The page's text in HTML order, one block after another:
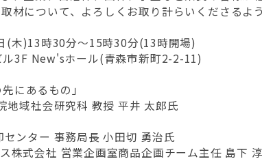
材について、よろしくお取り計らいくださるよ
(木)13時30分～15時30分(13時開場)
3F New'sホール(青森市新町2-2-11)
にあるもの」
地域社会研究科 教授 平井 太郎氏
センター 事務局長 小田切 勇治氏
株式会社 営業企画室商品企画チーム主任 島下